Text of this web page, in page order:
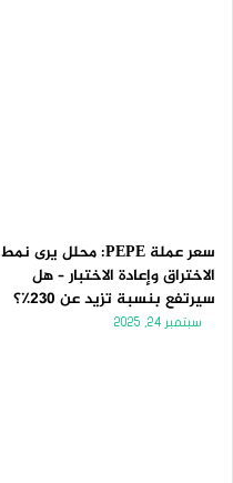
سعر عملة PEPE: محلل يرى نمط
الاختراق وإعادة الاختبار – هل
سيرتفع بنسبة تزيد عن 230٪؟
سبتمبر 24, 2025